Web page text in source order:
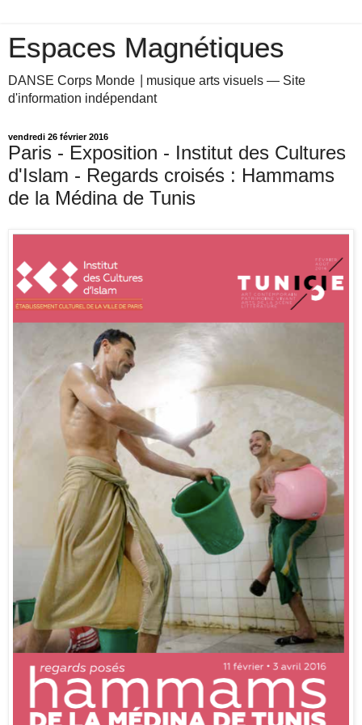
Espaces Magnétiques
DANSE Corps Monde ⎥ musique arts visuels — Site
d'information indépendant
vendredi 26 février 2016
Paris - Exposition - Institut des Cultures
d'Islam - Regards croisés : Hammams
de la Médina de Tunis